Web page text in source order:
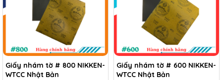
Giấy nhám tờ # 800 NIKKEN-
WTCC Nhật Bản
Giấy nhám tờ # 600 NIKKEN-
WTCC Nhật Bản